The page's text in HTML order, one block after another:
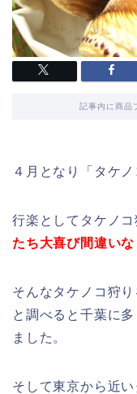
記事内に商品
４月となり「タケ
行楽としてタケノコ
たち大喜び間違いな
そんなタケノコ狩
と調べると千葉に
ました。
そして東京から近